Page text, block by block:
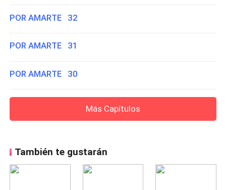
POR AMARTE 32
POR AMARTE 31
POR AMARTE 30
Más Capítulos
También te gustarán